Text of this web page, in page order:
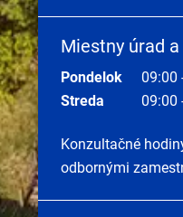
Miestny úrad
Pondelok 09:00
Streda
09:00
Konzultačné
odbornými